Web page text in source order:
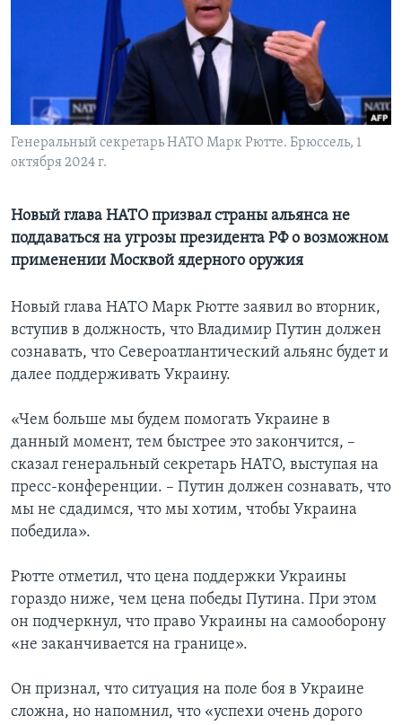
Learning English
СОЦИАЛЬНЫЕ СЕТИ
Языки
Генеральный секретарь НАТО Марк Рютте. Брюссель, 1
октября 2024 г.
Новый глава НАТО призвал страны альянса не
поддаваться на угрозы президента РФ о возможном
применении Москвой ядерного оружия
Новый глава НАТО Марк Рютте заявил во вторник,
вступив в должность, что Владимир Путин должен
сознавать, что Североатлантический альянс будет и
далее поддерживать Украину.
«Чем больше мы будем помогать Украине в
данный момент, тем быстрее это закончится, –
сказал генеральный секретарь НАТО, выступая на
пресс-конференции. – Путин должен сознавать, что
мы не сдадимся, что мы хотим, чтобы Украина
победила».
Рютте отметил, что цена поддержки Украины
гораздо ниже, чем цена победы Путина. При этом
он подчеркнул, что право Украины на самооборону
«не заканчивается на границе».
Он признал, что ситуация на поле боя в Украине
сложна, но напомнил, что «успехи очень дорого